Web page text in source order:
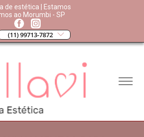
de estética | Estamos
ao Morumbi - SP
(11) 99713-7872